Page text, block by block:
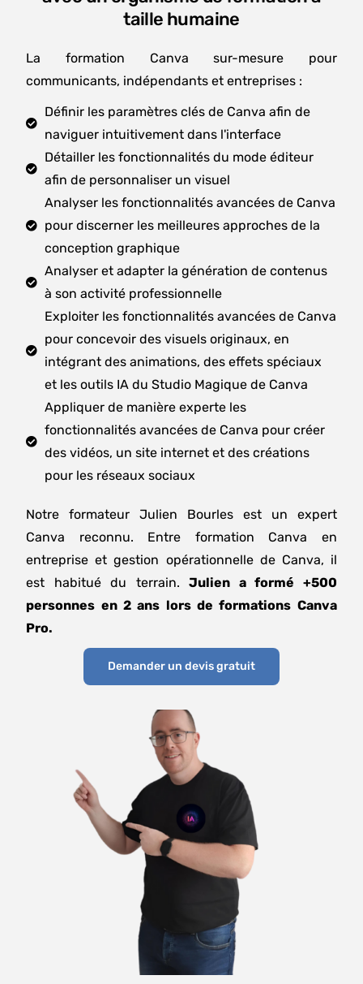
Cet accompagnement a largement contribué à la
Un grand merci tout particulièrement à Salomé
Lovato pour sa pédagogie, sa bienveillance et sa
su transmettre bien plus que des connaissances,
une véritable méthode de travail et une nouvelle
façon d'aborder LinkedIn.
Je recommande cette formation à toutes les
LinkedIn efficace, authentique et durable.
Merci encore à Salomé et à toute l'équipe HTW
pour cette belle expérience !
taille humaine
La formation Canva sur-mesure pour
communicants, indépendants et entreprises :
Définir les paramètres clés de Canva afin de
naviguer intuitivement dans l'interface
Détailler les fonctionnalités du mode éditeur
afin de personnaliser un visuel
Analyser les fonctionnalités avancées de Canva
pour discerner les meilleures approches de la
conception graphique
Analyser et adapter la génération de contenus
à son activité professionnelle
Exploiter les fonctionnalités avancées de Canva
pour concevoir des visuels originaux, en
intégrant des animations, des effets spéciaux
et les outils IA du Studio Magique de Canva
Appliquer de manière experte les
fonctionnalités avancées de Canva pour créer
des vidéos, un site internet et des créations
pour les réseaux sociaux
Notre formateur Julien Bourles est un expert
Canva reconnu. Entre formation Canva en
entreprise et gestion opérationnelle de Canva, il
est habitué du terrain.Julien a formé +500
personnes en 2 ans lors de formations Canva
Pro.
Demander un devis gratuit